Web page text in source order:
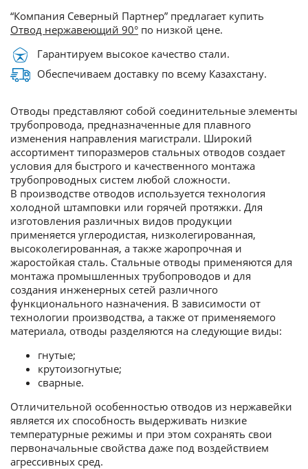
“Компания Северный Партнер” предлагает купить
Отвод нержавеющий 90° по низкой цене.
Гарантируем высокое качество стали.
Обеспечиваем доставку по всему Казахстану.
Отводы представляют собой соединительные элементы
трубопровода, предназначенные для плавного
изменения направления магистрали. Широкий
ассортимент типоразмеров стальных отводов создает
условия для быстрого и качественного монтажа
трубопроводных систем любой сложности.
В производстве отводов используется технология
холодной штамповки или горячей протяжки. Для
изготовления различных видов продукции
применяется углеродистая, низколегированная,
высоколегированная, а также жаропрочная и
жаростойкая сталь. Стальные отводы применяются для
монтажа промышленных трубопроводов и для
создания инженерных сетей различного
функционального назначения. В зависимости от
технологии производства, а также от применяемого
материала, отводы разделяются на следующие виды:
гнутые;
крутоизогнутые;
сварные.
Отличительной особенностью отводов из нержавейки
является их способность выдерживать низкие
температурные режимы и при этом сохранять свои
первоначальные свойства даже под воздействием
агрессивных сред.